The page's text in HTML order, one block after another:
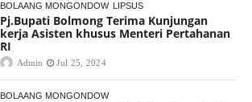
BOLAANG MONGONDOW LIPSUS
Pj.Bupati Bolmong Terima Kunjungan
kerja Asisten khusus Menteri Pertahanan
RI
Admin Jul 25, 2024
BOLAANG MONGONDOW